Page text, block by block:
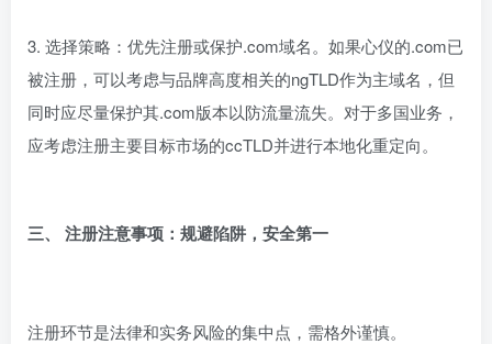
3. 选择策略：优先注册或保护.com域名。如果心仪的.com已
被注册，可以考虑与品牌高度相关的ngTLD作为主域名，但
同时应尽量保护其.com版本以防流量流失。对于多国业务，
应考虑注册主要目标市场的ccTLD并进行本地化重定向。
三、 注册注意事项：规避陷阱，安全第一
注册环节是法律和实务风险的集中点，需格外谨慎。